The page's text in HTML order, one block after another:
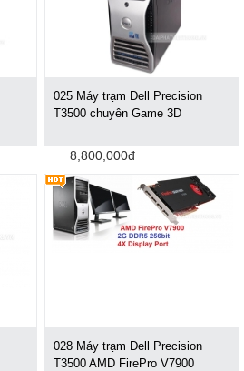
025 Máy trạm Dell Precision
T3500 chuyên Game 3D
8,800,000đ
028 Máy trạm Dell Precision
T3500 AMD FirePro V7900